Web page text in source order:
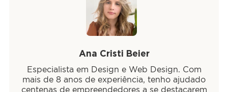
Ana Cristi Beier
Especialista em Design e Web Design. Com
mais de 8 anos de experiência, tenho ajudado
centenas de empreendedores a se destacarem